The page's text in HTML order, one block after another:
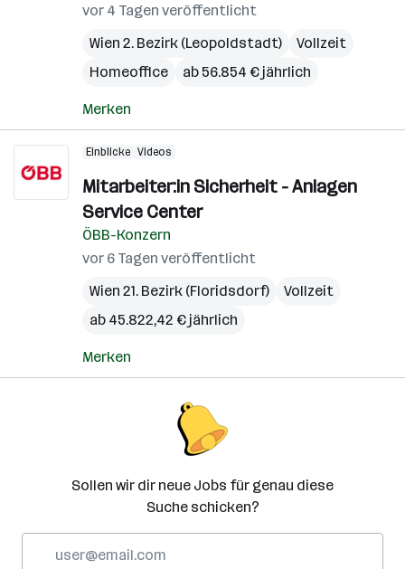
vor 4 Tagen veröffentlicht
Wien 2. Bezirk (Leopoldstadt)
Vollzeit
Homeoffice
ab 56.854 € jährlich
Merken
Einblicke Videos
Mitarbeiter:in Sicherheit - Anlagen
Service Center
ÖBB-Konzern
vor 6 Tagen veröffentlicht
Wien 21. Bezirk (Floridsdorf)
Vollzeit
ab 45.822,42 € jährlich
Merken
Sollen wir dir neue Jobs für genau diese
Suche schicken?